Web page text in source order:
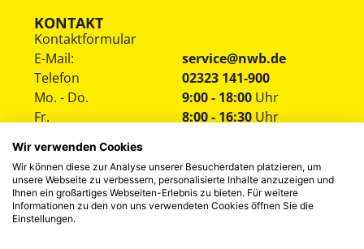
KONTAKT
Kontaktformular
E-Mail:
service@nwb.de
Telefon
02323 141-900
Mo. - Do.
Fr.
9:00 - 18:00 Uhr
8:00 - 16:30 Uhr
Wir verwenden Cookies
Wir können diese zur Analyse unserer Besucherdaten platzieren, um
unsere Webseite zu verbessern, personalisierte Inhalte anzuzeigen und
Ihnen ein großartiges Webseiten-Erlebnis zu bieten. Für weitere
Informationen zu den von uns verwendeten Cookies öffnen Sie die
Einstellungen.